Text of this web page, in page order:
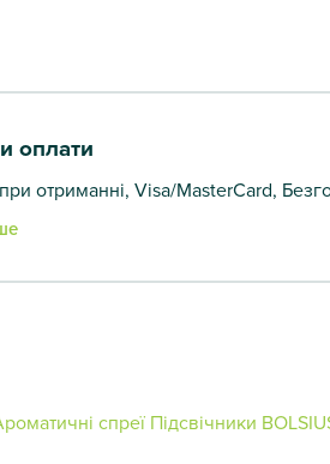
оплати
отриманні, Visa/MasterCard,
спреї Підсвічники